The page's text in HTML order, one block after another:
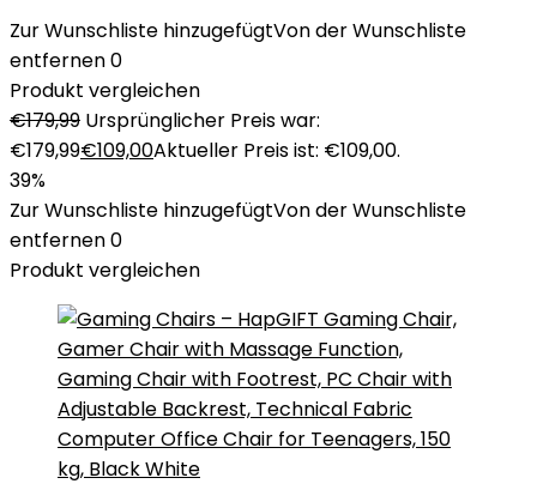
Zur Wunschliste hinzugefügtVon der Wunschliste
entfernen0
Produkt vergleichen
€179,99 Ursprünglicher Preis war:
€179,99€109,00Aktueller Preis ist: €109,00.
39%
Zur Wunschliste hinzugefügtVon der Wunschliste
entfernen0
Produkt vergleichen